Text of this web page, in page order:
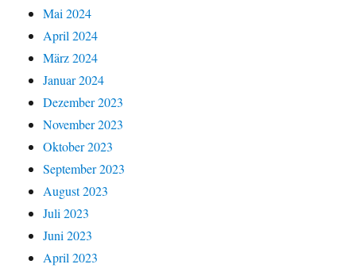
Mai 2024
April 2024
März 2024
Januar 2024
Dezember 2023
November 2023
Oktober 2023
September 2023
August 2023
Juli 2023
Juni 2023
April 2023